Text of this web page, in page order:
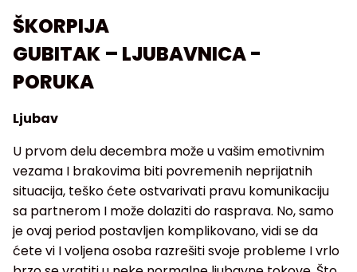
ŠKORPIJA
GUBITAK – LJUBAVNICA -
PORUKA
Ljubav
U prvom delu decembra može u vašim emotivnim
vezama I brakovima biti povremenih neprijatnih
situacija, teško ćete ostvarivati pravu komunikaciju
sa partnerom I može dolaziti do rasprava. No, samo
je ovaj period postavljen komplikovano, vidi se da
ćete vi I voljena osoba razrešiti svoje probleme I vrlo